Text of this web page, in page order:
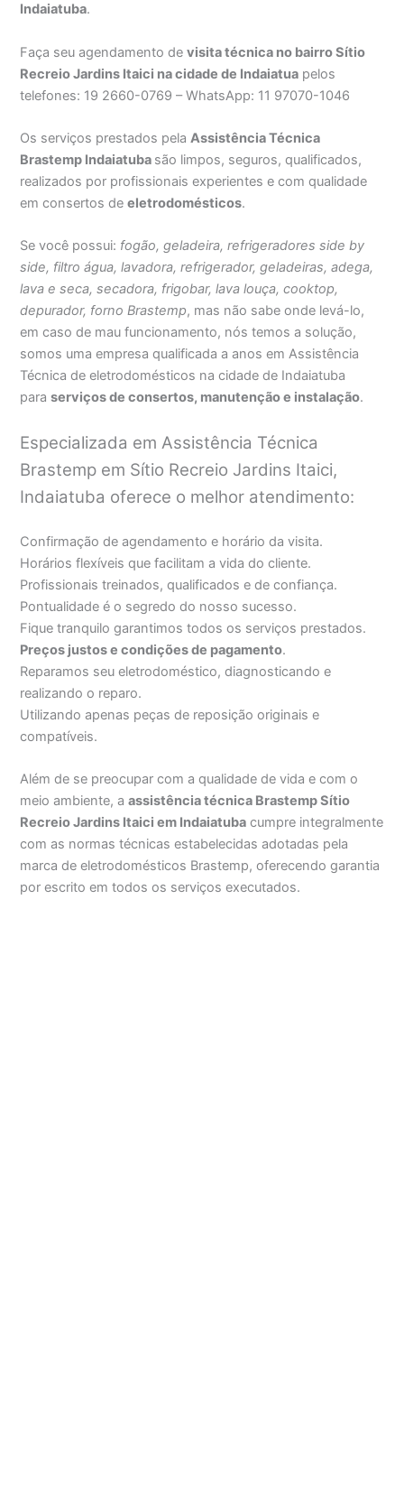
Indaiatuba.
Faça seu agendamento devisita técnica no bairro Sítio
Recreio Jardins Itaici na cidade de Indaiatua pelos
telefones: 19 2660-0769 – WhatsApp: 11 97070-1046
Os serviços prestados pelaAssistência Técnica
Brastemp Indaiatuba são limpos, seguros, qualificados,
realizados por profissionais experientes e com qualidade
em consertos deeletrodomésticos.
Se você possui: fogão, geladeira, refrigeradores side by
side, filtro água, lavadora, refrigerador, geladeiras, adega,
lava e seca, secadora, frigobar, lava louça, cooktop,
depurador, forno Brastemp, mas não sabe onde levá-lo,
em caso de mau funcionamento, nós temos a solução,
somos uma empresa qualificada a anos em Assistência
Técnica de eletrodomésticos na cidade de Indaiatuba
paraserviços de consertos, manutenção e instalação.
Especializada em Assistência Técnica
Brastemp em Sítio Recreio Jardins Itaici,
Indaiatuba oferece o melhor atendimento:
Confirmação de agendamento e horário da visita.
Horários flexíveis que facilitam a vida do cliente.
Profissionais treinados, qualificados e de confiança.
Pontualidade é o segredo do nosso sucesso.
Fique tranquilo garantimos todos os serviços prestados.
Preços justos e condições de pagamento.
Reparamos seu eletrodoméstico, diagnosticando e
realizando o reparo.
Utilizando apenas peças de reposição originais e
compatíveis.
Além de se preocupar com a qualidade de vida e com o
meio ambiente, aassistência técnica Brastemp Sítio
Recreio Jardins Itaici em Indaiatuba cumpre integralmente
com as normas técnicas estabelecidas adotadas pela
marca de eletrodomésticos Brastemp, oferecendo garantia
por escrito em todos os serviços executados.